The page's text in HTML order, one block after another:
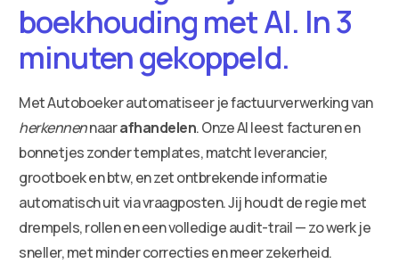
boekhouding met AI. In 3
minuten gekoppeld.
Met Autoboeker automatiseer je factuurverwerking van
herkennennaarafhandelen. Onze AI leest facturen en
bonnetjes zonder templates, matcht leverancier,
grootboek en btw, en zet ontbrekende informatie
automatisch uit via vraagposten. Jij houdt de regie met
drempels, rollen en een volledige audit-trail — zo werk je
sneller, met minder correcties en meer zekerheid.